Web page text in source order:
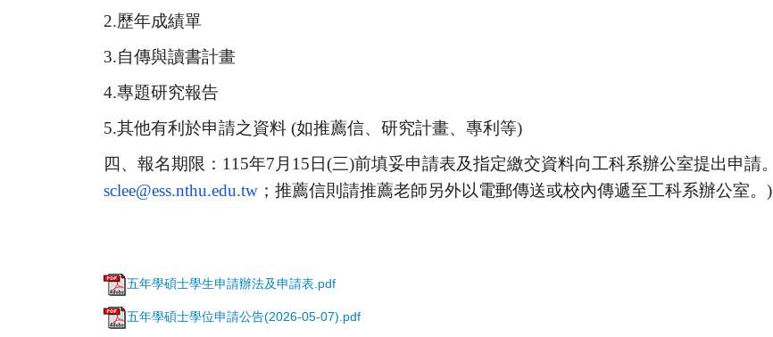
2.歷年成績單
3.自傳與讀書計畫
4.專題研究報告
5.其他有利於申請之資料 (如推薦信、研究計畫、專利等)
四、報名期限： 115年7月15日(三)前填妥申請表及指定繳交資料向工科系辦公室提出申請。
sclee@ess.nthu.edu.tw ； 推薦信則請推薦老師另外以電郵傳送或校內傳遞至工科系辦公室。 )
五年學碩士學生申請辦法及申請表.pdf
五年學碩士學位申請公告(2026-05-07).pdf